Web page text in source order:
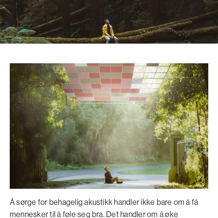
Å sørge for behagelig akustikk handler ikke bare om å få
mennesker til å føle seg bra. Det handler om å øke